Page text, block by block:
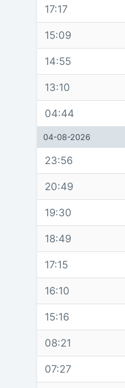
17:17
15:09
14:55
13:10
04:44
04-08-2026
23:56
20:49
19:30
18:49
17:15
16:10
15:16
08:21
07:27